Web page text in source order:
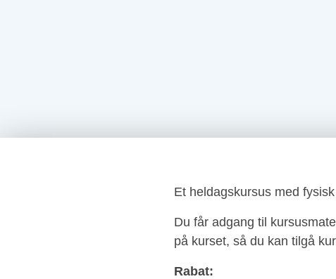
Et heldagskursus med
Du får adgang til
på kurset, så du kan tilgå
Rabat: